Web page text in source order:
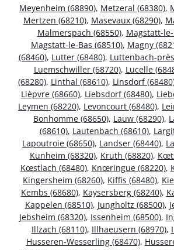
Meyenheim (68890), Metzeral (68380),
Mertzen (68210), Masevaux (68290),
Malmerspach (68550), Magstatt-
Magstatt-le-Bas (68510), Magny
(68460), Lutter (68480), Luttenbach-
Luemschwiller (68720), Lucelle
(68280), Linthal (68610), Linsdorf
Lièpvre (68660), Liebsdorf (68480),
Leymen (68220), Levoncourt (68480),
Bonhomme (68650), Lauw (68290),
(68610), Lautenbach (68610),
Lapoutroie (68650), Landser (68440),
Kunheim (68320), Kruth (68820),
Kœstlach (68480), Knœringue (68220),
Kingersheim (68260), Kiffis (68480),
Kembs (68680), Kaysersberg (68240),
Kappelen (68510), Jungholtz (68500),
Jebsheim (68320), Issenheim (68500),
Illzach (68110), Illhaeusern (68970),
Husseren-Wesserling (68470),